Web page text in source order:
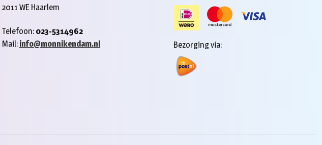
2011 WE Haarlem
Telefoon: 023-5314962
Mail: info@monnikendam.nl Bezorging via: